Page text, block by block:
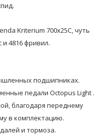
Kriterium 700x25C, чуть
4816 фривил.
подшипниках.
педали Octopus Light .
благодаря переднему
в комплектацию.
и тормоза.